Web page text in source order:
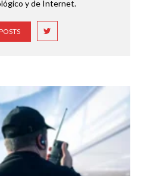
y de Internet.